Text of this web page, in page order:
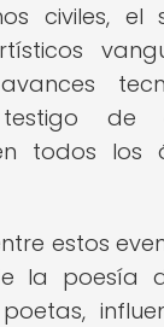
civiles, el
de
todos los
estos
la poesía